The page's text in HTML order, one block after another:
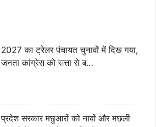
2027 का ट्रेलर पंचायत चुनावों में दिख गया,
जनता कांग्रेस को सत्ता से ब…
प्रदेश सरकार मछुआरों को नावों और मछली